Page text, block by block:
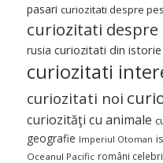
pasari curiozitati despre
curiozitati despre
rusia curiozitati din istorie
curiozitati
curiozitati noi
curiozităţi cu animale
geografie Imperiul Otoman
Oceanul Pacific români celebri